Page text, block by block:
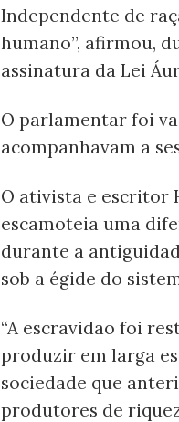
Independente de
humano”, afirmou,
assinatura da Lei
O parlamentar foi
acompanhavam a
O ativista e escritor
escamoteia uma
durante a
sob a égide do
“A escravidão foi
produzir em larga
sociedade que
produtores de